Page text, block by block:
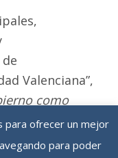
Valenciana”,
como
31 de marzo
para ofrecer un mejor
para poder